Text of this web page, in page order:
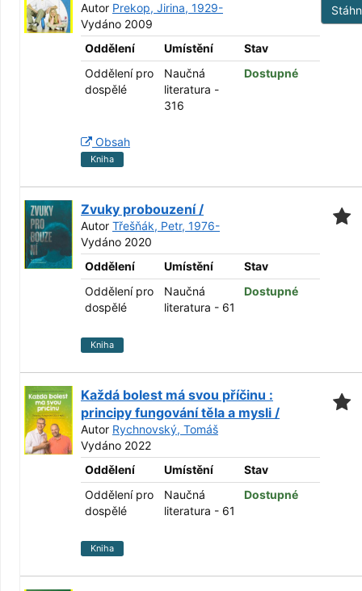
Autor Prekop, Jirina, 1929-
Vydáno 2009
Oddělení
Umístění
Stav
Oddělení pro
dospělé
Naučná
literatura -
316
Dostupné
Obsah
Kniha
Zvuky probouzení /
Autor Třešňák, Petr, 1976-
Vydáno 2020
Oddělení
Umístění
Stav
Oddělení pro
dospělé
Naučná
literatura - 61
Dostupné
Kniha
Každá bolest má svou příčinu :
principy fungování těla a mysli /
Autor Rychnovský, Tomáš
Vydáno 2022
Oddělení
Umístění
Stav
Oddělení pro
dospělé
Naučná
literatura - 61
Dostupné
Kniha